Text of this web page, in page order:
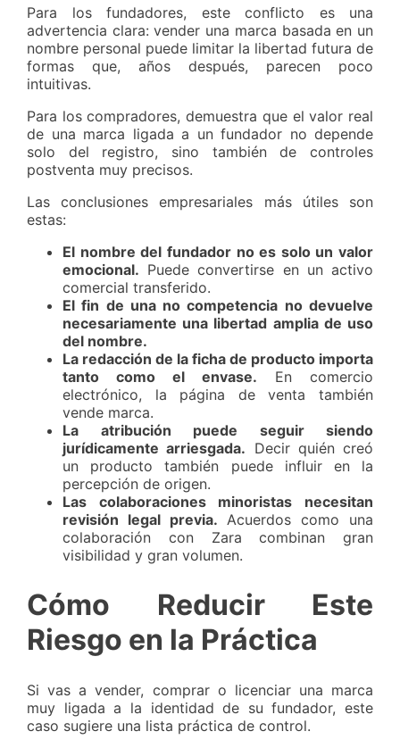
Para los fundadores, este conflicto es una
advertencia clara: vender una marca basada en un
nombre personal puede limitar la libertad futura de
formas que, años después, parecen poco
intuitivas.
Para los compradores, demuestra que el valor real
de una marca ligada a un fundador no depende
solo del registro, sino también de controles
postventa muy precisos.
Las conclusiones empresariales más útiles son
estas:
El nombre del fundador no es solo un valor
emocional. Puede convertirse en un activo
comercial transferido.
El fin de una no competencia no devuelve
necesariamente una libertad amplia de uso
del nombre.
La redacción de la ficha de producto importa
tanto como el envase. En comercio
electrónico, la página de venta también
vende marca.
La atribución puede seguir siendo
jurídicamente arriesgada. Decir quién creó
un producto también puede influir en la
percepción de origen.
Las colaboraciones minoristas necesitan
revisión legal previa. Acuerdos como una
colaboración con Zara combinan gran
visibilidad y gran volumen.
Cómo Reducir Este
Riesgo en la Práctica
Si vas a vender, comprar o licenciar una marca
muy ligada a la identidad de su fundador, este
caso sugiere una lista práctica de control.